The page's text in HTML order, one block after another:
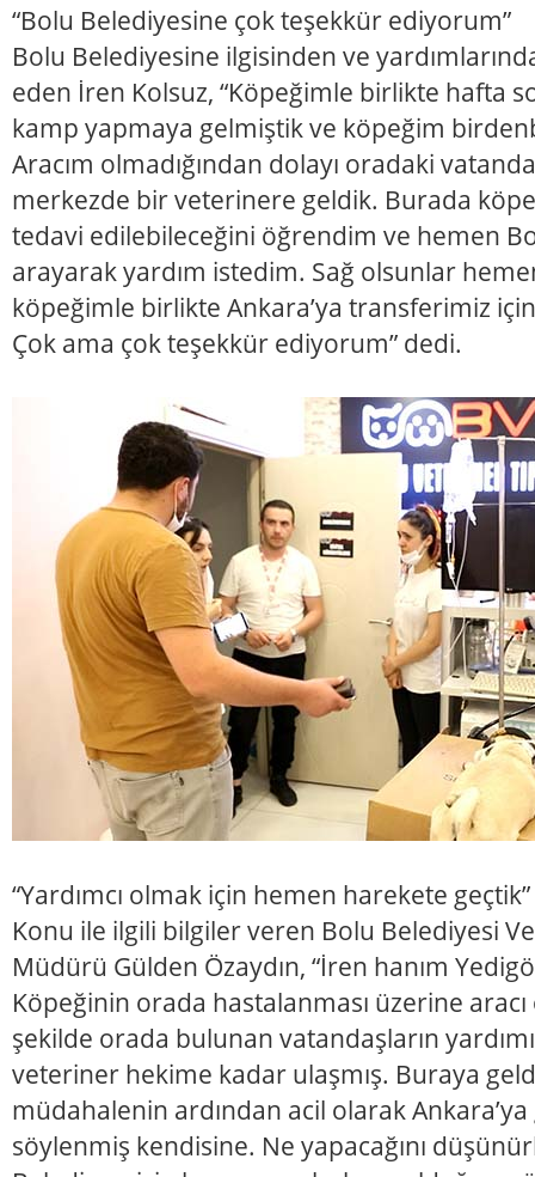
“Bolu Belediyesine çok teşekkür ediyorum”
Bolu Belediyesine ilgisinden ve
eden İren Kolsuz, “Köpeğimle birlikte hafta
kamp yapmaya gelmiştik ve köpeğim
Aracım olmadığından dolayı oradaki
merkezde bir veterinere geldik. Burada
tedavi edilebileceğini öğrendim ve hemen
arayarak yardım istedim. Sağ olsunlar
köpeğimle birlikte Ankara’ya transferimiz
Çok ama çok teşekkür ediyorum” dedi.
“Yardımcı olmak için hemen harekete geçtik”
Konu ile ilgili bilgiler veren Bolu Belediyesi
Müdürü Gülden Özaydın, “İren hanım
Köpeğinin orada hastalanması üzerine aracı
şekilde orada bulunan vatandaşların
veteriner hekime kadar ulaşmış. Buraya
müdahalenin ardından acil olarak
söylenmiş kendisine. Ne yapacağını